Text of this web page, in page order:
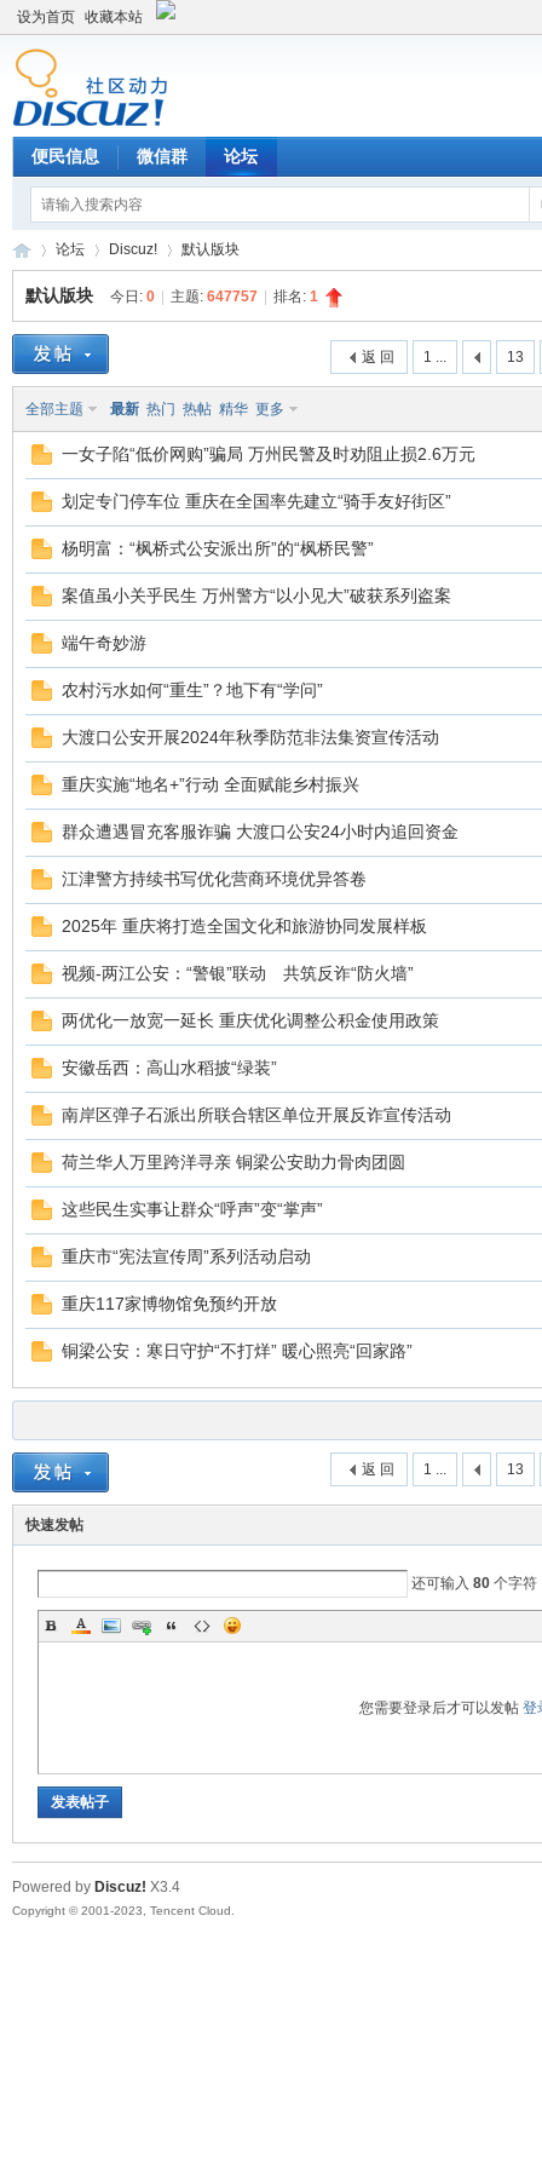
设为首页 收藏本站
便民信息 微信群 论坛
»
论坛
›
Discuz! 默认版块
默认版块 今日: 0 主题: 647757 排名: 1
1 ... 13
返 回
全部主题 最新 热门 热帖 精华 更多
一女子陷“低价网购”骗局 万州民警及时劝阻止损2.6万元
划定专门停车位 重庆在全国率先建立“骑手友好街区”
杨明富：“枫桥式公安派出所”的“枫桥民警”
案值虽小关乎民生 万州警方“以小见大”破获系列盗案
端午奇妙游
农村污水如何“重生”？地下有“学问”
大渡口公安开展2024年秋季防范非法集资宣传活动
重庆实施“地名+”行动 全面赋能乡村振兴
群众遭遇冒充客服诈骗 大渡口公安24小时内追回资金
江津警方持续书写优化营商环境优异答卷
2025年 重庆将打造全国文化和旅游协同发展样板
视频-两江公安：“警银”联动 共筑反诈“防火墙”
两优化一放宽一延长 重庆优化调整公积金使用政策
安徽岳西：高山水稻披“绿装”
南岸区弹子石派出所联合辖区单位开展反诈宣传活动
荷兰华人万里跨洋寻亲 铜梁公安助力骨肉团圆
这些民生实事让群众“呼声”变“掌声”
重庆市“宪法宣传周”系列活动启动
重庆117家博物馆免预约开放
铜梁公安：寒日守护“不打烊” 暖心照亮“回家路”
1 ... 13
返 回
快速发帖
还可输入 80个字符
您需要登录后才可以发帖 登
发表帖子
Powered by Discuz! X3.4
Copyright © 2001-2023, Tencent Cloud.